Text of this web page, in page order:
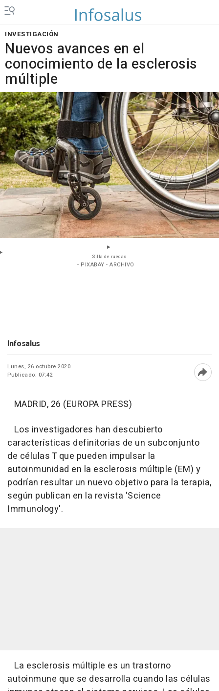
INVESTIGACIÓN
Nuevos avances en el
conocimiento de la esclerosis
múltiple
Silla de ruedas
- PIXABAY - ARCHIVO
Infosalus
Lunes, 26 octubre 2020
Publicado: 07:42
MADRID, 26 (EUROPA PRESS)
Los investigadores han descubierto
características definitorias de un subconjunto
de células T que pueden impulsar la
autoinmunidad en la esclerosis múltiple (EM) y
podrían resultar un nuevo objetivo para la terapia,
según publican en la revista 'Science
Immunology'.
La esclerosis múltiple es un trastorno
autoinmune que se desarrolla cuando las células